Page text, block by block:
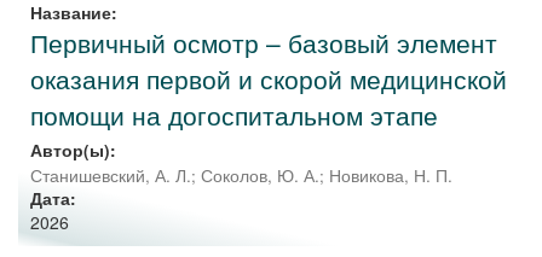
Название:
Первичный осмотр – базовый элемент
оказания первой и скорой медицинской
помощи на догоспитальном этапе
Автор(ы):
Станишевский, А. Л.; Соколов, Ю. А.; Новикова, Н. П.
Дата:
2026